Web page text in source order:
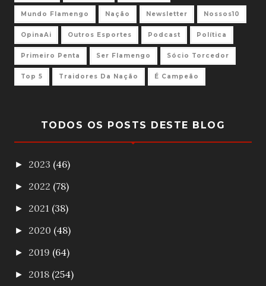
Mundo Flamengo Nação Newsletter Nossos10
OpinaAi Outros Esportes Podcast Política
Primeiro Penta Ser Flamengo Sócio Torcedor
Top 5 Traidores Da Nação É Campeão
TODOS OS POSTS DESTE BLOG
► 2023 (46)
► 2022 (78)
► 2021 (38)
► 2020 (48)
► 2019 (64)
► 2018 (254)